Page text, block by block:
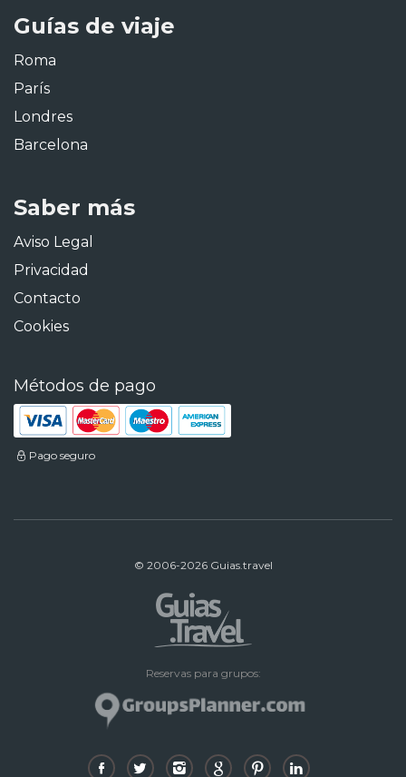
Guías de viaje
Roma
París
Londres
Barcelona
Saber más
Aviso Legal
Privacidad
Contacto
Cookies
Métodos de pago
Pago seguro
© 2006-2026 Guias.travel
Reservas para grupos: